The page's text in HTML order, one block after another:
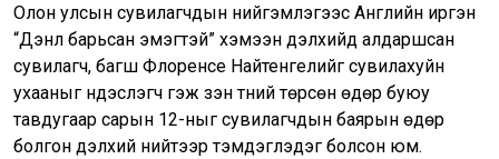
Олон улсын сувилагчдын нийгэмлэгээс Английн иргэн
“Дэнлүү барьсан эмэгтэй” хэмээн дэлхийд алдаршсан
сувилагч, багш Флоренсе Найтенгелийг сувилахуйн
ухааныг үндэслэгч гэж үзэн түүний төрсөн өдөр буюу
тавдугаар сарын 12-ныг сувилагчдын баярын өдөр
болгон дэлхий нийтээр тэмдэглэдэг болсон юм.